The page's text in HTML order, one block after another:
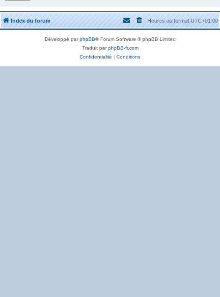
Index du forum Heures au formatUTC+01:00
Développé parphpBB® Forum Software © phpBB Limited
Traduit parphpBB-fr.com
Confidentialité | Conditions